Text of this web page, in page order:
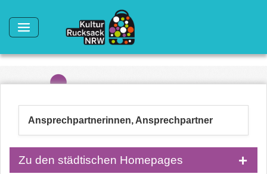
Ansprechpartnerinnen, Ansprechpartner
Zu den städtischen Homepages